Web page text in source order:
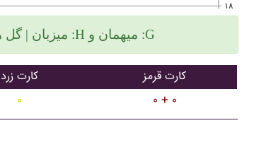
۱۸
میزبان | گل های زده سمت چپ و گلهای خورده سمت راست :H میهمان و :G
کارت زرد
۰
کارت قرمز
۰ + ۰